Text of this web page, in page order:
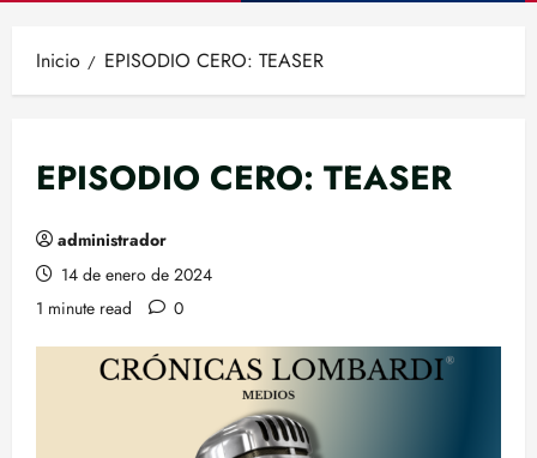
Inicio EPISODIO CERO: TEASER
EPISODIO CERO: TEASER
administrador
14 de enero de 2024
1 minute read
0